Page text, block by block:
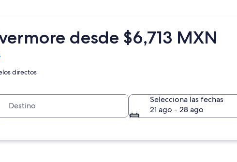
desde $6,713 MXN
directos
Selecciona las fechas
21 ago - 28 ago